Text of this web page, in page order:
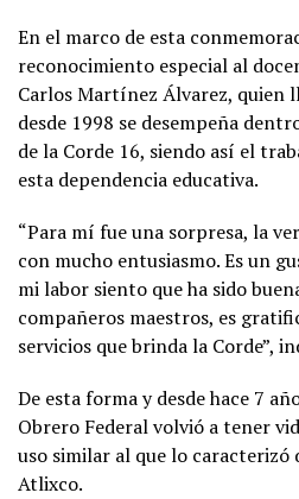
En el marco de esta
reconocimiento especial al
Carlos Martínez Álvarez, quien
desde 1998 se desempeña
de la Corde 16, siendo así el
esta dependencia educativa.
“Para mí fue una sorpresa, la
con mucho entusiasmo. Es un
mi labor siento que ha sido
compañeros maestros, es
servicios que brinda la Corde”,
De esta forma y desde hace 7
Obrero Federal volvió a tener
uso similar al que lo caracterizó
Atlixco.